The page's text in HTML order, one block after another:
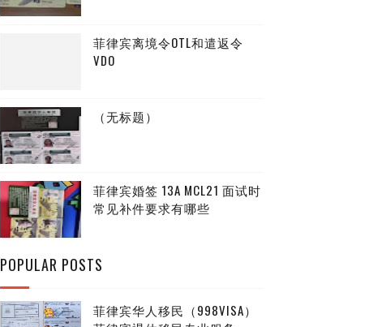
菲律宾离境令OTL和遣返令
VDO
（无标题）
菲律宾婚签 13A MCL21 面试时
常见补件要求有哪些
POPULAR POSTS
菲律宾华人移民（998VISA）